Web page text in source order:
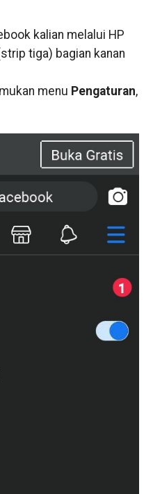
kalian melalui HP
tiga) bagian kanan
menu Pengaturan,